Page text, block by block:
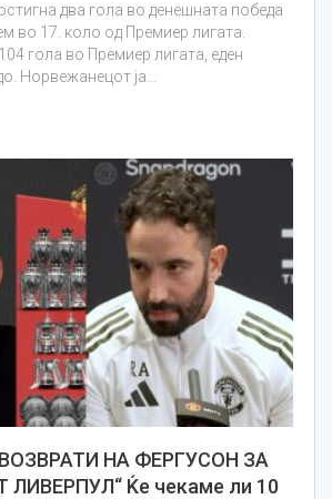
два гола во денешната победа
во 17. коло од Премиер лигата.
гола во Премиер лигата, еден
Норвежанецот ја…
НА ФЕРГУСОН ЗА
Ќе чекаме ли 10